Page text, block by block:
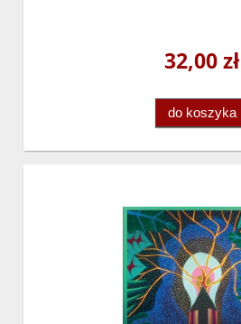
32,00 zł
do koszyka